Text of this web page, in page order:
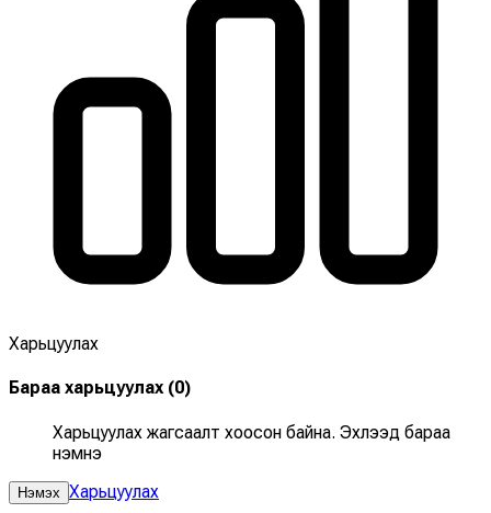
Харьцуулах
Бараа харьцуулах(0)
Харьцуулах жагсаалт хоосон байна. Эхлээд бараа
нэмнэ үү
Нэмэх Харьцуулах